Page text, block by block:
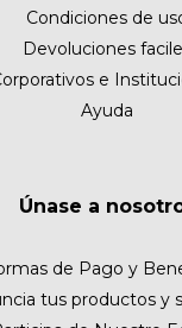
Condiciones de
Devoluciones
e
Ayuda
Únase a
de Pago y
tus productos y